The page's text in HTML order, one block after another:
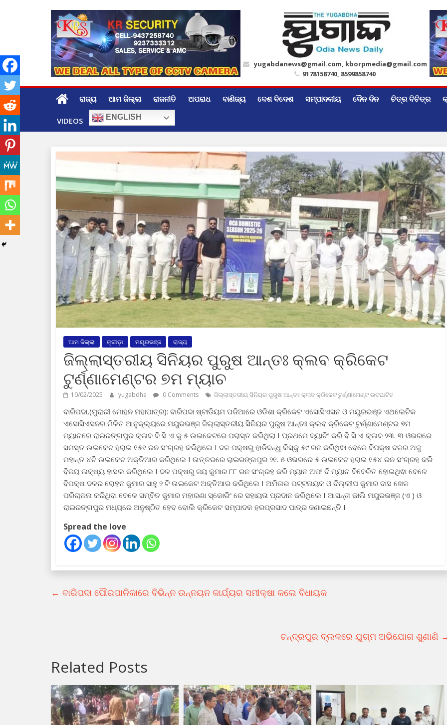
yugabdanews@gmail.com, kborpmedia@gmail.com
9178158740, 8599858740
ରାଜ୍ୟ ଆମ ଜିଲ୍ଲା ରାଜନୀତି ଅପରାଧ ବାଣିଜ୍ୟ ଦେଶ ବିଦେଶ ସମ୍ପାଦକୀୟ ଦୈନ ଦିନ ଚିତ୍ର ବିଚିତ୍ର
VIDEOS ENGLISH
ଆମ ଜିଲ୍ଲା କ୍ରୀଡ଼ା ମୟୂରଭଞ୍ଜ ରାଜ୍ୟ
ଜିଲ୍ଲାସ୍ତରୀୟ ସିନିୟର ପୁରୁଷ ଆନ୍ତଃ କ୍ଲବ କ୍ରିକେଟ
ଟୁର୍ଣ୍ଣାମେଣ୍ଟର ୭ମ ମ୍ୟାଚ
10/02/2025 yugabdha 0 Comments ଜିଲ୍ଲାସ୍ତରୀୟ ସିନିୟର ପୁରୁଷ ଆନ୍ତଃ କ୍ଲବ କ୍ରିକେଟ ଟୁର୍ଣ୍ଣାମେଣ୍ଟ ଉଦଘାଟିତ
ବାରିପଦା,(ମୁରାରୀ ମୋହନ ମହାପାତ୍ର): ବାରିପଦା ଷ୍ଟାଡିୟମ ପଡିଆରେ ଓଡିଶା କ୍ରିକେଟ ଏସୋସିଏସନ ଓ ମୟୁରଭଞ୍ଜ ଏଥଲେଟିକ
ଏସୋସିଏସନର ମିଳିତ ଆନୁକୂଲ୍ୟରେ ମୟୁରଭଞ୍ଜ ଜିଲ୍ଲାସ୍ତରୀୟ ସିନିୟର ପୁରୁଷ ଆନ୍ତଃ କ୍ଲବ କ୍ରିକେଟ ଟୁର୍ଣ୍ଣାମେଣ୍ଟର ୭ମ
ମ୍ୟାଚରେ ରାଇରଙ୍ଗପୁର କ୍ଲବ ବି ସି ଏ କୁ ୫ ଉଇକେଟରେ ପରାସ୍ତ କରିଥିଲା I ପ୍ରଥମେ ବ୍ୟାଟିଂ କରି ବି ସି ଏ କ୍ଲବ ୨୩. ୩ ଓଭରରେ
ସମସ୍ତ ଉଇକେଟ ହରାଇ ୧୫୧ ରନ ସଂଗ୍ରହ କରିଥିଲେ I ଦଳ ପକ୍ଷରୁ ହାଡିବନ୍ଧୁ କିସ୍କୁ ୫୯ ରନ କରିଥିଵା ବେଳେ ବିପକ୍ଷ ଦଳର ଅଜୁ
ମହାନ୍ତ ୪ଟି ଉଇକେଟ ଅକ୍ତିଆର କରିଥିଲେ I ଉତ୍ତରରେ ରାଇରଙ୍ଗପୁର ୨୧. ୫ ଓଭରରେ ୫ ଉଇକେଟ ହରାଇ ୧୫୪ ରନ ସଂଗ୍ରହ କରି
ବିଜୟ ଲକ୍ଷ୍ୟ ହାସଲ କରିଥିଲେ I ଦଳ ପକ୍ଷରୁ ଜୟ କୁମାର ୮୮ ରନ ସଂଗ୍ରହ କରି ମ୍ୟାନ ଅଫ ଦି ମ୍ୟାଚ ବିବେଚିତ ହୋଇଥିଵା ବେଳେ
ବିପକ୍ଷ ଦଳର ରୋହନ କୁମାର ସାହୁ ୨ ଟି ଉଇକେଟ ଅକ୍ତିଆର କରିଥିଲେ I ଅମିତାଭ ପଟ୍ଟନାୟକ ଓ ଦିଲ୍ଲୀପ କୁମାର ଦାସ ଖେଳ
ପରିଚାଳନା କରିଥିବା ବେଳେ ସମ୍ବିତ କୁମାର ମହାରଣା ସ୍କୋରିଂ ରେ ସହାୟତା ପ୍ରଦାନ କରିଥିଲେ I ଆସନ୍ତା କାଲି ମୟୁରଭଞ୍ଜ (ଏ ) ଓ
ରାଇରଙ୍ଗପୁର ମଧ୍ୟରେ ଅନୁଷ୍ଠିତ ହେବ ବୋଲି କ୍ରିକେଟ ସମ୍ପାଦକ ହରପ୍ରସାଦ ପାତ୍ର ଜଣାଇଛନ୍ତି I
Spread the love
← ବାରିପଦା ପୌରପାଳିକାରେ ବିଭିନ୍ନ ଉନ୍ନୟନ କାର୍ଯ୍ୟର ସମୀକ୍ଷା କଲେ ବିଧାୟକ
ଚନ୍ଦ୍ରପୁର ବ୍ଲକରେ ଯୁଗ୍ମ ଅଭିଯୋଗ ଶୁଣାଣି
Related Posts